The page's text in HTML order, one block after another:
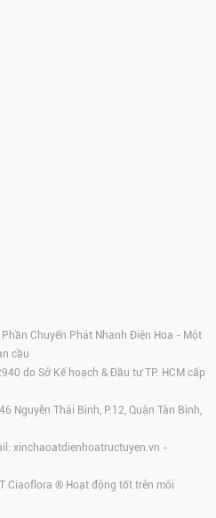
Chuyển Phát Nhanh Điện Hoa - Một
cầu
do Sở Kế hoạch & Đầu tư TP. HCM cấp
Nguyễn Thái Bình, P.12, Quận Tân Bình,
xinchaoatdienhoatructuyen.vn -
Ciaoflora ® Hoạt động tốt trên môi